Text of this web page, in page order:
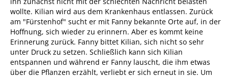
wollte. Kilian wird aus dem Krankenhaus entlassen. Zurück
am "Fürstenhof" sucht er mit Fanny bekannte Orte auf, in der
Hoffnung, sich wieder zu erinnern. Aber es kommt keine
Erinnerung zurück. Fanny bittet Kilian, sich nicht so sehr
unter Druck zu setzen. Schließlich kann sich Kilian
entspannen und während er Fanny lauscht, die ihm etwas
über die Pflanzen erzählt, verliebt er sich erneut in sie. Um